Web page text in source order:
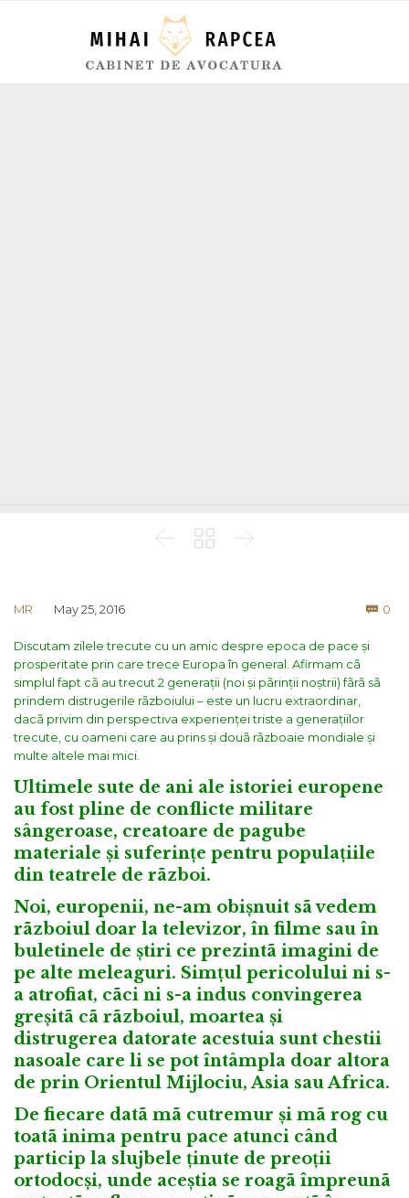
  
MR May 25, 2016  0
Discutam zilele trecute cu un amic despre epoca de pace și
prosperitate prin care trece Europa în general. Afirmam cã
simplul fapt cã au trecut 2 generații (noi și pãrinții noștrii) fãrã sã
prindem distrugerile rãzboiului – este un lucru extraordinar,
dacã privim din perspectiva experienței triste a generațiilor
trecute, cu oameni care au prins și douã rãzboaie mondiale și
multe altele mai mici.
Ultimele sute de ani ale istoriei europene
au fost pline de conflicte militare
sângeroase, creatoare de pagube
materiale și suferințe pentru populațiile
din teatrele de rãzboi.
Noi, europenii, ne-am obișnuit sã vedem
rãzboiul doar la televizor, în filme sau în
buletinele de știri ce prezintã imagini de
pe alte meleaguri. Simțul pericolului ni s-
a atrofiat, cãci ni s-a indus convingerea
greșitã cã rãzboiul, moartea și
distrugerea datorate acestuia sunt chestii
nasoale care li se pot întâmpla doar altora
de prin Orientul Mijlociu, Asia sau Africa.
De fiecare datã mã cutremur și mã rog cu
toatã inima pentru pace atunci când
particip la slujbele ținute de preoții
ortodocși, unde aceștia se roagã împreunã